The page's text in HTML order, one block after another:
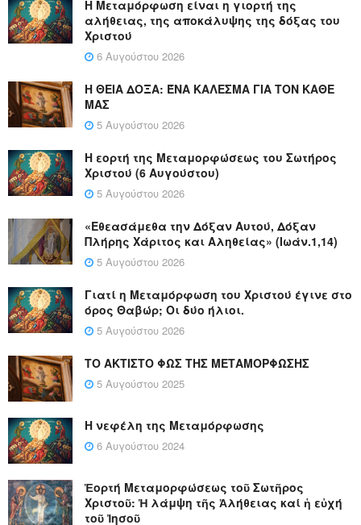
Η Μεταμόρφωση είναι η γιορτή της
αλήθειας, της αποκάλυψης της δόξας του
Χριστού
6 Αυγούστου 2026
Η ΘΕΙΑ ΔΟΞΑ: ΈΝΑ ΚΑΛΕΣΜΑ ΓΙΑ ΤΟΝ ΚΑΘΕ
ΜΑΣ
5 Αυγούστου 2026
Η εορτή της Μεταμορφώσεως του Σωτήρος
Χριστού (6 Αυγούστου)
5 Αυγούστου 2026
«Εθεασάμεθα την Δόξαν Αυτού, Δόξαν
Πλήρης Χάριτος και Αληθείας» (Ιωάν.1,14)
5 Αυγούστου 2026
Γιατί η Μεταμόρφωση του Χριστού έγινε στο
όρος Θαβώρ; Οι δύο ήλιοι.
5 Αυγούστου 2026
ΤΟ ΑΚΤΙΣΤΟ ΦΩΣ ΤΗΣ ΜΕΤΑΜΟΡΦΩΣΗΣ
5 Αυγούστου 2025
Η νεφέλη της Μεταμόρφωσης
6 Αυγούστου 2024
Ἑορτή Μεταμορφώσεως τοῦ Σωτῆρος
Χριστοῦ: Ἡ λάμψη τῆς Ἀλήθειας καί ἡ εὐχή
τοῦ Ἰησοῦ